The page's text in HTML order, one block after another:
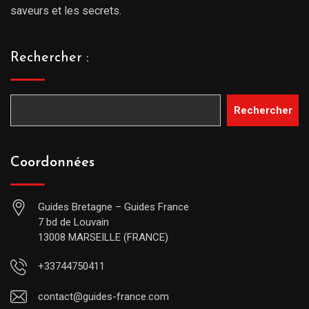
saveurs et les secrets.
Rechercher :
Rechercher
Coordonnées
Guides Bretagne – Guides France
7 bd de Louvain
13008 MARSEILLE (FRANCE)
+33744750411
contact@guides-france.com